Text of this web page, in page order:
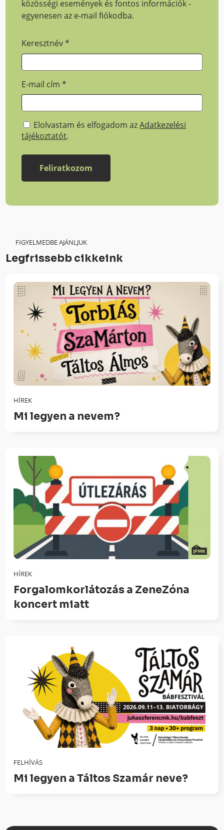
közösségi események és fontos információk -
egyenesen az e-mail fiókodba.
Keresztnév*
E-mail cím*
Elolvastam és elfogadom azAdatkezelési
tájékoztatót.
FIGYELMEDBE AJÁNLJUK
Legfrissebb cikkeink
HÍREK
Mi legyen a nevem?
HÍREK
Forgalomkorlátozás a ZeneZóna
koncert miatt
FELHÍVÁS
Mi legyen a Táltos Szamár neve?